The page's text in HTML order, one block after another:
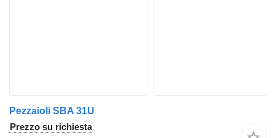
Pezzaioli SBA 31U
Prezzo su richiesta